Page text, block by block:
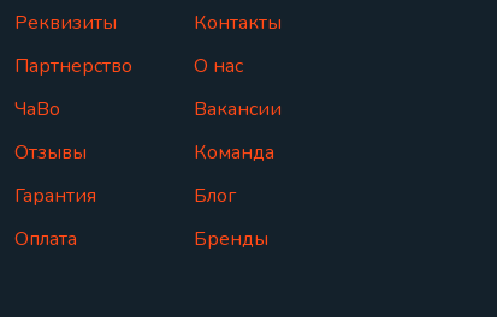
Реквизиты
Партнерство
ЧаВо
Отзывы
Гарантия
Оплата
Контакты
О нас
Вакансии
Команда
Блог
Бренды